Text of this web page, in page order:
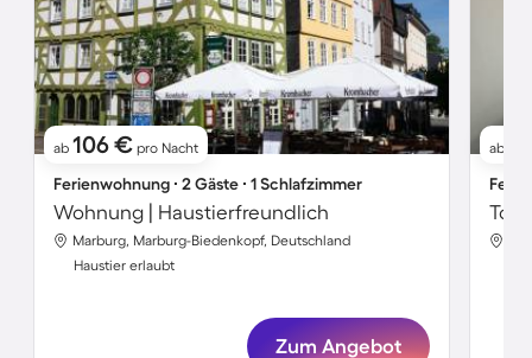
ab 106 € pro Nacht
Ferienwohnung ∙ 2 Gäste ∙ 1 Schlafzimmer
Wohnung | Haustierfreundlich
Marburg, Marburg-Biedenkopf, Deutschland
Haustier erlaubt
Zum Angebot
ab